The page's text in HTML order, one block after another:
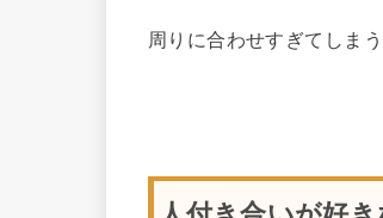
周りに合わせすぎてしま